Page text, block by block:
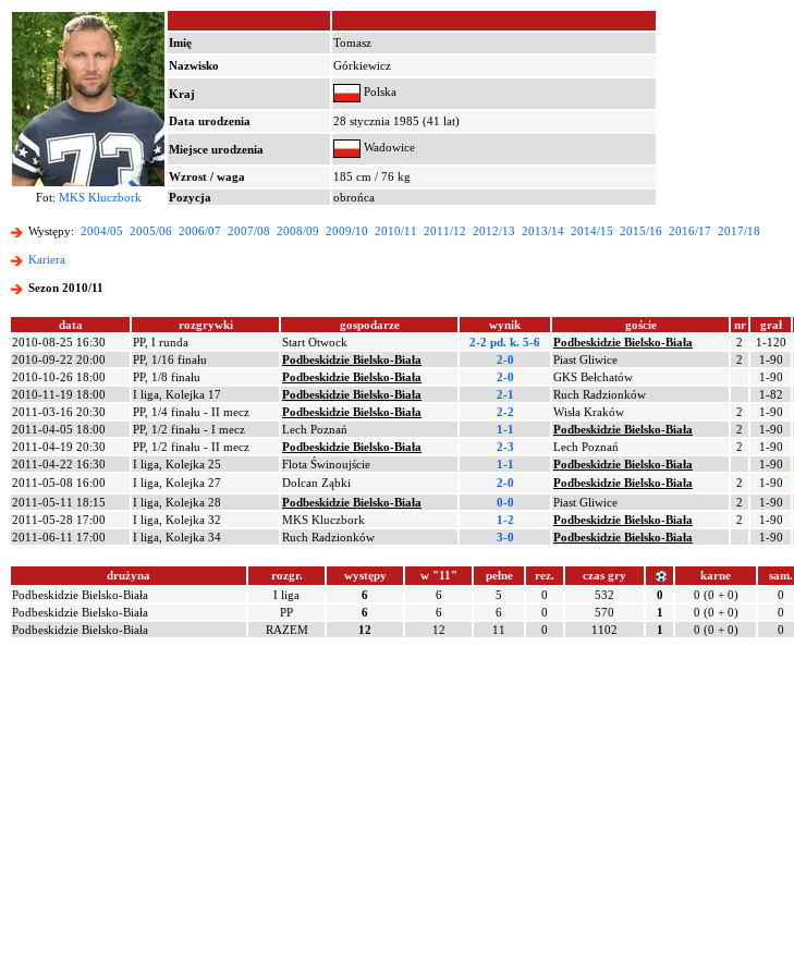
Imię
Tomasz
Nazwisko
Górkiewicz
Kraj Polska
Data urodzenia 28 stycznia 1985 (41 lat)
Miejsce urodzenia Wadowice
Wzrost / waga
185 cm / 76 kg
Fot: MKS Kluczbork Pozycja obrońca
Występy: 2004/05 2005/06 2006/07 2007/08 2008/09 2009/10 2010/11 2011/12 2012/13 2013/14 2014/15 2015/16 2016/17 2017/18
Kariera
Sezon 2010/11
data rozgrywki gospodarze wynik goście nr grał
2010-08-25 16:30
PP, I runda Start Otwock 2-2 pd. k. 5-6 Podbeskidzie Bielsko-Biała 2
1-120
2010-09-22 20:00
PP, 1/16 finału Podbeskidzie Bielsko-Biała 2-0 Piast Gliwice 2
1-90
2010-10-26 18:00
PP, 1/8 finału Podbeskidzie Bielsko-Biała 2-0 GKS Bełchatów
1-90
2010-11-19 18:00
I liga, Kolejka 17 Podbeskidzie Bielsko-Biała 2-1 Ruch Radzionków
1-82
2011-03-16 20:30
PP, 1/4 finału - II mecz Podbeskidzie Bielsko-Biała 2-2 Wisła Kraków 2 1-90
2011-04-05 18:00
PP, 1/2 finału - I mecz Lech Poznań 1-1 Podbeskidzie Bielsko-Biała 2
1-90
2011-04-19 20:30
PP, 1/2 finału - II mecz Podbeskidzie Bielsko-Biała 2-3 Lech Poznań 2
1-90
2011-04-22 16:30
I liga, Kolejka 25 Flota Świnoujście 1-1 Podbeskidzie Bielsko-Biała
1-90
2011-05-08 16:00
I liga, Kolejka 27 Dolcan Ząbki 2-0 Podbeskidzie Bielsko-Biała 2
1-90
2011-05-11 18:15
I liga, Kolejka 28 Podbeskidzie Bielsko-Biała 0-0 Piast Gliwice 2
1-90
2011-05-28 17:00
I liga, Kolejka 32 MKS Kluczbork 1-2 Podbeskidzie Bielsko-Biała 2
1-90
2011-06-11 17:00
I liga, Kolejka 34 Ruch Radzionków 3-0 Podbeskidzie Bielsko-Biała 1-90
drużyna rozgr. występy w "11" pełne rez. czas gry karne
sam.
Podbeskidzie Bielsko-Biała
I liga 6 6 5 0 532 0 0 (0 + 0) 0
Podbeskidzie Bielsko-Biała
PP 6 6 6 0 570 1 0 (0 + 0) 0
Podbeskidzie Bielsko-Biała
RAZEM 12 12 11 0 1102 1 0 (0 + 0) 0